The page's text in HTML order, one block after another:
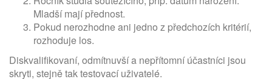
Mladší mají přednost.
Pokud nerozhodne ani jedno z předchozích kritérií,
rozhoduje los.
Diskvalifikovaní, odmítnuvší a nepřítomní účastníci jsou
skryti, stejně tak testovací uživatelé.